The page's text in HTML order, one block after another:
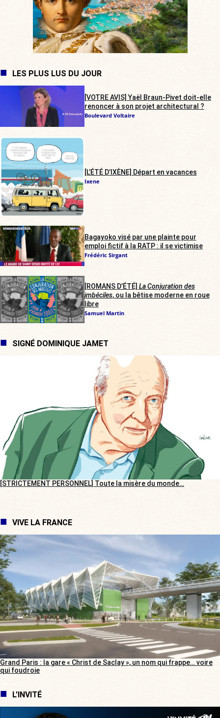
LES PLUS LUS DU JOUR
[VOTRE AVIS] Yaël Braun-Pivet doit-elle
renoncer à son projet architectural ?
Boulevard Voltaire
[L’ÉTÉ D’IXÈNE] Départ en vacances
Ixene
Bagayoko visé par une plainte pour
emploi fictif à la RATP : il se victimise
Frédéric Sirgant
[ROMANS D’ÉTÉ] La Conjuration des
imbéciles, ou la bêtise moderne en roue
libre
Samuel Martin
SIGNÉ DOMINIQUE JAMET
[STRICTEMENT PERSONNEL] Toute la misère du monde…
VIVE LA FRANCE
Grand Paris : la gare « Christ de Saclay », un nom qui frappe… voire
qui foudroie
L'INVITÉ